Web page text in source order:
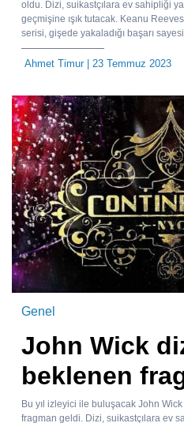
oldu. Dizi, suikastçılara ev sahipliği
geçmişine ışık tutacak. Keanu
serisi, gişede yakaladığı başarı
Ahmet Timur| 23 Temmuz 2023
Genel
John Wick
beklenen
Bu yıl izleyici ile buluşacak John
fragman geldi. Dizi, suikastçılara ev